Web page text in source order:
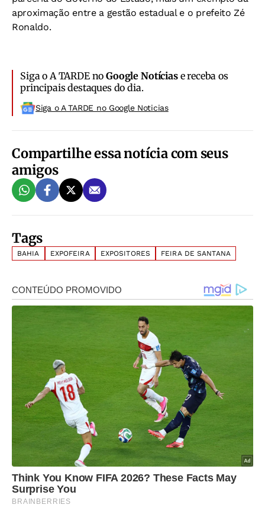
aproximação entre a gestão estadual e o prefeito Zé
Ronaldo.
Siga o A TARDE noGoogle Notíciase receba os
principais destaques do dia.
Siga o A TARDE no Google Noticias
Compartilhe essa notícia com seus
amigos
Tags
BAHIA EXPOFEIRA EXPOSITORES FEIRA DE SANTANA